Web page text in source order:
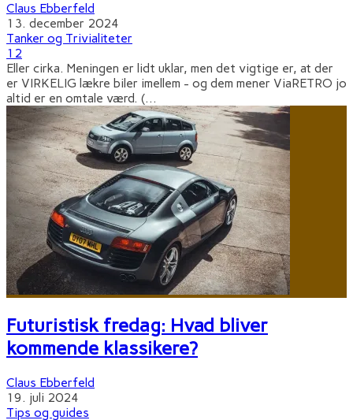
Claus Ebberfeld
13. december 2024
Tanker og Trivialiteter
12
Eller cirka. Meningen er lidt uklar, men det vigtige er, at der
er VIRKELIG lækre biler imellem - og dem mener ViaRETRO jo
altid er en omtale værd. (...
Futuristisk fredag: Hvad bliver
kommende klassikere?
Claus Ebberfeld
19. juli 2024
Tips og guides